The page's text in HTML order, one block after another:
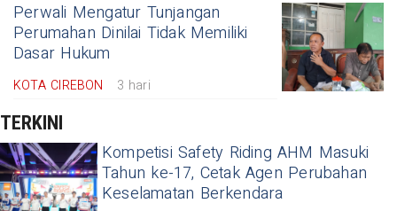
Perwali Mengatur Tunjangan
Perumahan Dinilai Tidak Memiliki
Dasar Hukum
KOTA CIREBON 3 hari
TERKINI
Kompetisi Safety Riding AHM Masuki
Tahun ke-17, Cetak Agen Perubahan
Keselamatan Berkendara